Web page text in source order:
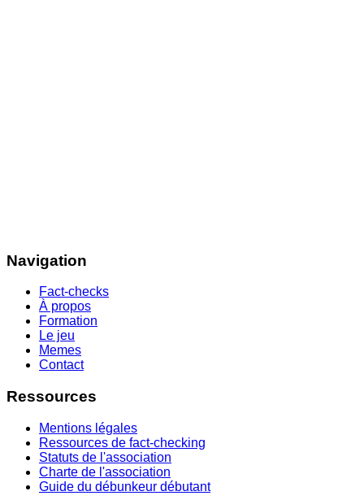
Navigation
Fact-checks
À propos
Formation
Le jeu
Memes
Contact
Ressources
Mentions légales
Ressources de fact-checking
Statuts de l'association
Charte de l'association
Guide du débunkeur débutant